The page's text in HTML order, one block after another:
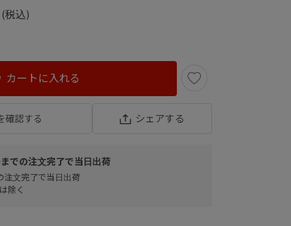
カートに入れる
での注文完了で当日出荷
注文完了で当日出荷
除く
確認する シェアする